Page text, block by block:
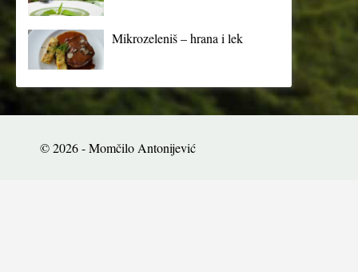
Mikrozeleniš – hrana i lek
© 2026 - Momčilo Antonijević